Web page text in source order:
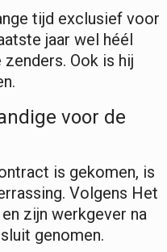
tijd exclusief voor
jaar wel héél
Ook is hij
voor de
is gekomen, is
Volgens Het
zijn werkgever na
genomen.